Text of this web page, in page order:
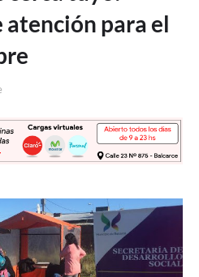
para el